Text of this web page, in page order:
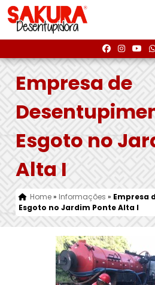
Empresa de
Esgoto no
Alta I
Home» Informações » Empresa
Esgoto no Jardim Ponte Alta I